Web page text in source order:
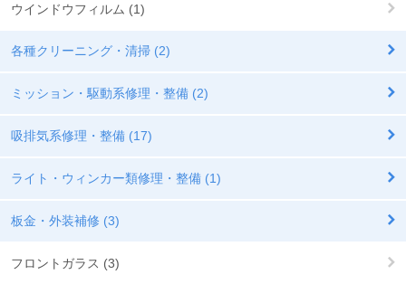
ウインドウフィルム (1)
各種クリーニング・清掃 (2)
ミッション・駆動系修理・整備 (2)
吸排気系修理・整備 (17)
ライト・ウィンカー類修理・整備 (1)
板金・外装補修 (3)
フロントガラス (3)